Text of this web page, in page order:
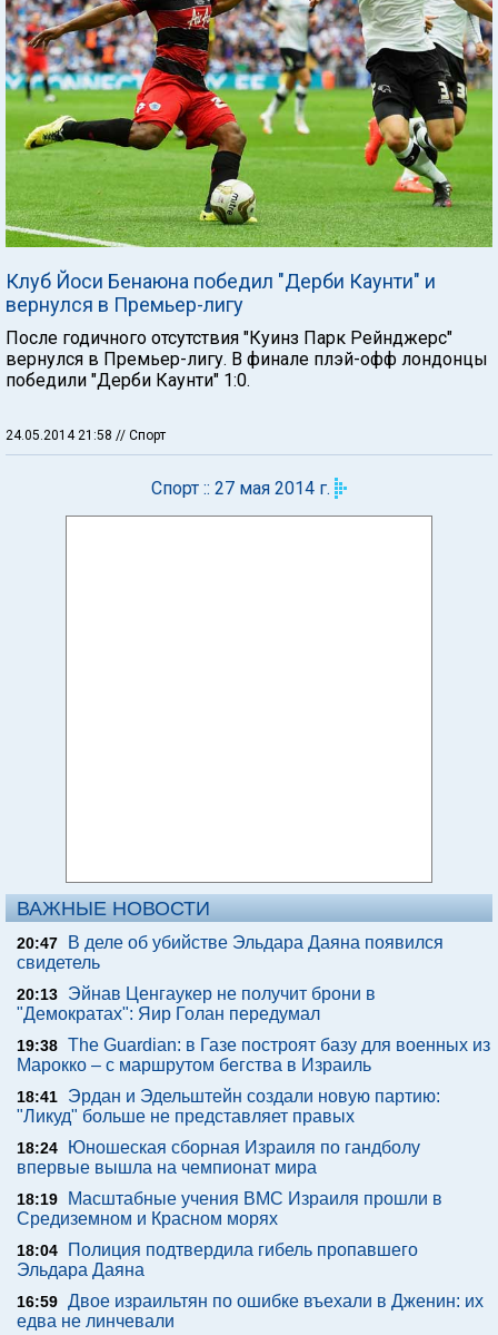
Клуб Йоси Бенаюна победил "Дерби Каунти" и
вернулся в Премьер-лигу
После годичного отсутствия "Куинз Парк Рейнджерс"
вернулся в Премьер-лигу. В финале плэй-офф лондонцы
победили "Дерби Каунти" 1:0.
24.05.2014 21:58 // Спорт
Спорт :: 27 мая 2014 г.
ВАЖНЫЕ НОВОСТИ
20:47
В деле об убийстве Эльдара Даяна появился
свидетель
20:13
Эйнав Ценгаукер не получит брони в
"Демократах": Яир Голан передумал
19:38 The Guardian: в Газе построят базу для военных из
Марокко – с маршрутом бегства в Израиль
18:41
Эрдан и Эдельштейн создали новую партию:
"Ликуд" больше не представляет правых
18:24
Юношеская сборная Израиля по гандболу
впервые вышла на чемпионат мира
18:19
Масштабные учения ВМС Израиля прошли в
Средиземном и Красном морях
18:04
Полиция подтвердила гибель пропавшего
Эльдара Даяна
16:59 Двое израильтян по ошибке въехали в Дженин: их
едва не линчевали